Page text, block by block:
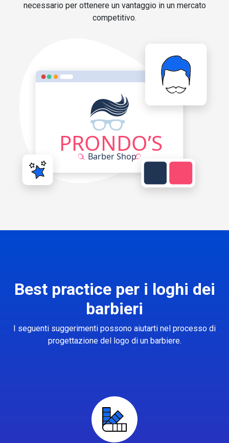
necessario per ottenere un vantaggio in un mercato
competitivo.
Best practice per i loghi dei
barbieri
I seguenti suggerimenti possono aiutarti nel processo di
progettazione del logo di un barbiere.